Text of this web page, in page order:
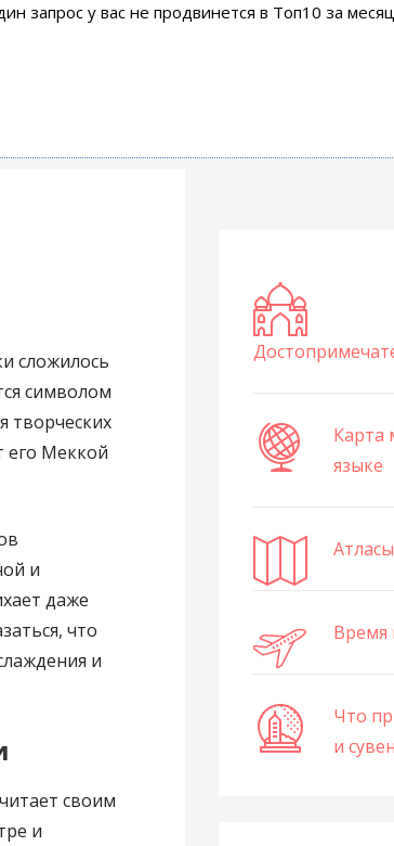
запрос у вас не продвинется в Топ10 за
сложилось
символом
творческих
его Меккой
и
даже
что
и
своим
и
Карта
языке
Время
Что
и